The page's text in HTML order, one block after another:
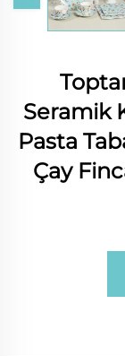
Seramik
Pasta
Çay